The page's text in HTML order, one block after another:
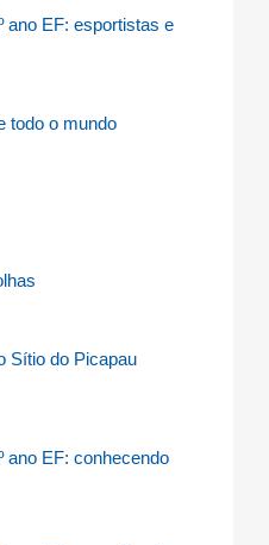
ano EF: esportistas e
todo o mundo
Sítio do Picapau
ano EF: conhecendo